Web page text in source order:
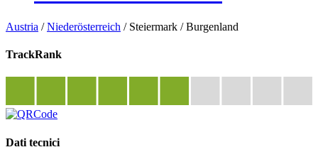
Austria /Niederösterreich / Steiermark /Burgenland
TrackRank
Dati tecnici